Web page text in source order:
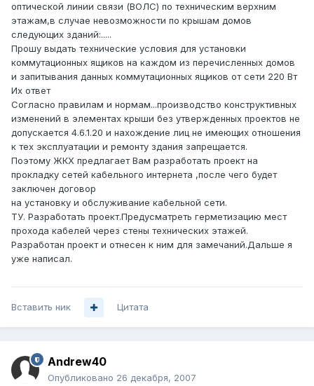
оптической линии связи (ВОЛС) по техническим верхним
этажам,в случае невозможности по крышам домов
следующих зданий:.....
Прошу выдать технические условия для установки
коммутационных ящиков на каждом из перечисленных домов
и запитывания данных коммутационных ящиков от сети 220 Вт
Их ответ
Согласно правилам и нормам...производство конструктивных
изменений в элементах крыши без утвержденных проектов не
допускается 4.6.1.20 и нахождение лиц не имеющих отношения
к тех эксплуатации и ремонту здания запрещается.
Поэтому ЖКХ предлагает Вам разработать проект на
прокладку сетей кабельного интернета ,после чего будет
заключен договор
на установку и обслуживание кабельной сети.
ТУ. Разработать проект.Предусматреть герметизацию мест
прохода кабелей через стены технических этажей.
Разработан проект и отнесен к ним для замечаний.Дальше я
уже написал.
Вставить ник Цитата
Andrew40
Опубликовано 26 декабря, 2007